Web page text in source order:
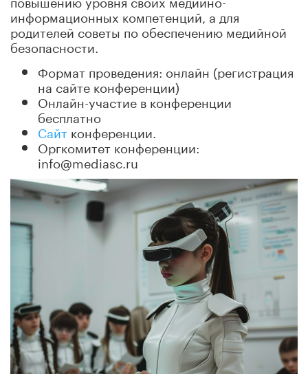
информационных компетенций, а для
родителей советы по обеспечению медийной
безопасности.
Формат проведения: онлайн (регистрация
на сайте конференции)
Онлайн-участие в конференции
бесплатно
Сайт конференции.
Оргкомитет конференции:
info@mediasc.ru